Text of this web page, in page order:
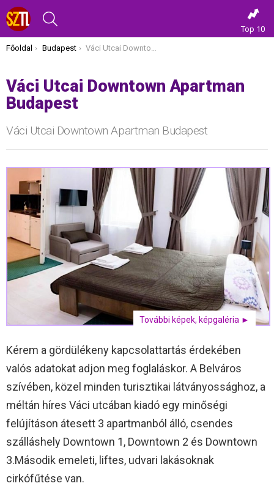
Top 10
Itt vagy most:
Főoldal Budapest Váci Utcai Downtown Apartman Budapest
Váci Utcai Downtown Apartman
Budapest
Váci Utcai Downtown Apartman Budapest
További képek, képgaléria ►
Kérem a gördülékeny kapcsolattartás érdekében
valós adatokat adjon meg foglaláskor. A Belváros
szívében, közel minden turisztikai látványossághoz, a
méltán híres Váci utcában kiadó egy minőségi
felújításon átesett 3 apartmanból álló, csendes
szálláshely Downtown 1, Downtown 2 és Downtown
3.Második emeleti, liftes, udvari lakásoknak
cirkófűtése van.